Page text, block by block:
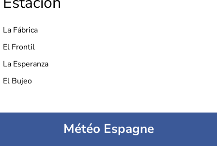
La Fábrica
El Frontil
La Esperanza
El Bujeo
Météo Espagne